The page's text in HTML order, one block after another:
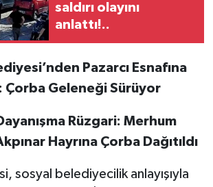
saldırı olayını
anlattı!..
Pazarcı Esnafına
Çorba Geleneği Sürüyor
Rüzgari: Merhum
Hayrına Çorba Dağıtıldı
sosyal belediyecilik anlayışıyla